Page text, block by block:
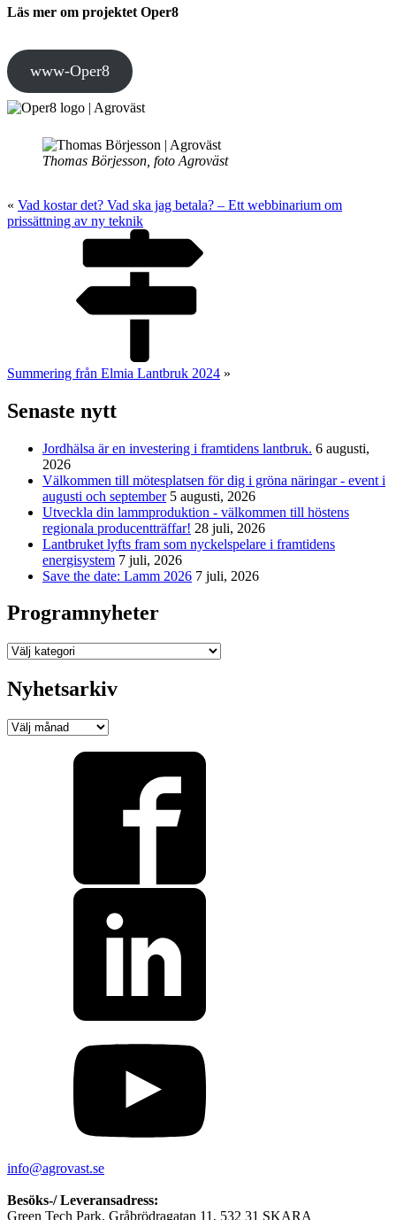
Läs mer om projektet Oper8
www-Oper8
Thomas Börjesson, foto Agroväst
« Vad kostar det? Vad ska jag betala? – Ett webbinarium om
prissättning av ny teknik
Summering från Elmia Lantbruk 2024 »
Senaste nytt
Jordhälsa är en investering i framtidens lantbruk. 6 augusti,
2026
Välkommen till mötesplatsen för dig i gröna näringar - event i
augusti och september 5 augusti, 2026
Utveckla din lammproduktion - välkommen till höstens
regionala producentträffar! 28 juli, 2026
Lantbruket lyfts fram som nyckelspelare i framtidens
energisystem 7 juli, 2026
Save the date: Lamm 2026 7 juli, 2026
Programnyheter
Programnyheter
Nyhetsarkiv
Nyhetsarkiv
info@agrovast.se
Besöks-/ Leveransadress:
Green Tech Park, Gråbrödragatan 11, 532 31 SKARA